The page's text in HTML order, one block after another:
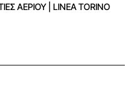
ΑΕΡΙΟΥ | LINEA TORINO